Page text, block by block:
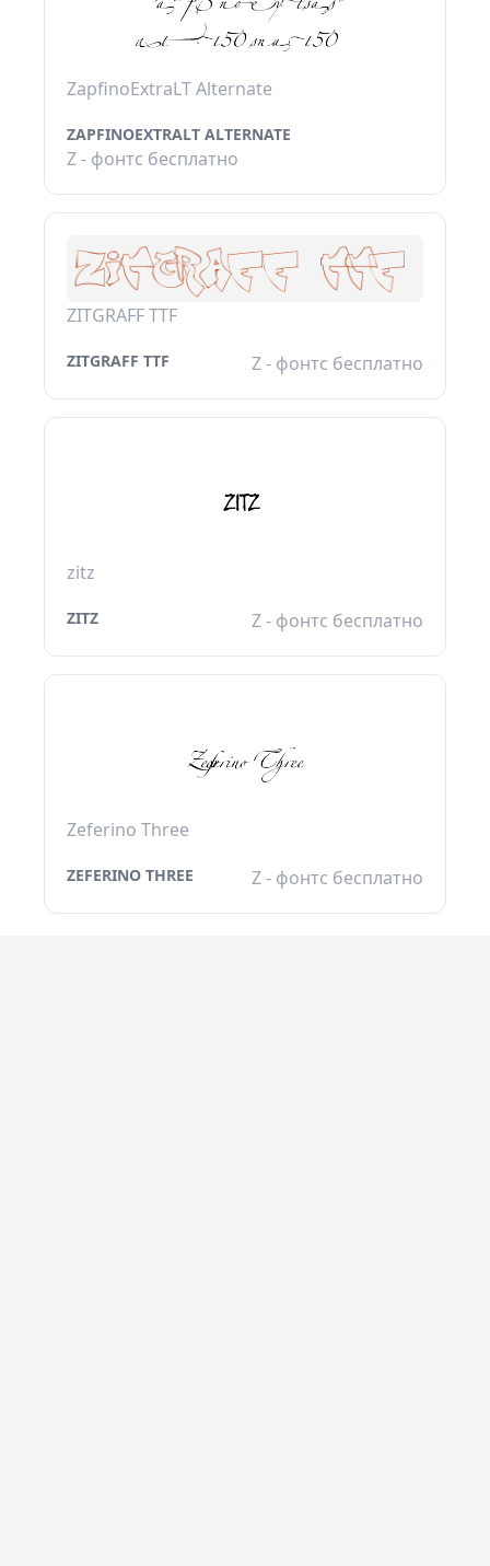
ZapfinoExtraLT Alternate
ZAPFINOEXTRALT ALTERNATE
Z - фонтс бесплатно
ZITGRAFF TTF
ZITGRAFF TTF Z - фонтс бесплатно
zitz
ZITZ Z - фонтс бесплатно
Zeferino Three
ZEFERINO THREE Z - фонтс бесплатно